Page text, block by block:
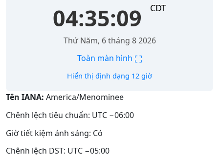
04:35:09 CDT
Thứ Năm, 6 tháng 8 2026
Toàn màn hình ⛶
Hiển thị định dạng 12 giờ
Tên IANA: America/Menominee
Chênh lệch tiêu chuẩn: UTC −06:00
Giờ tiết kiệm ánh sáng: Có
Chênh lệch DST: UTC −05:00